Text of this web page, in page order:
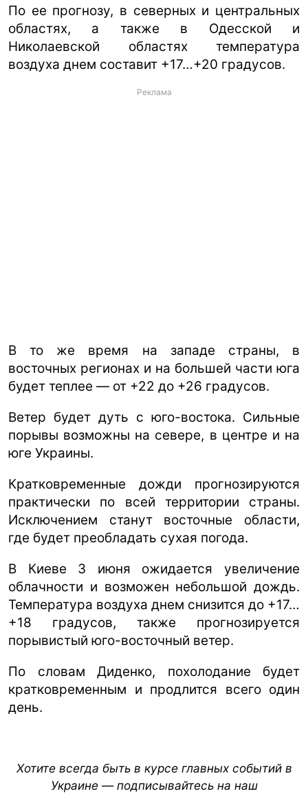
По ее прогнозу, в северных и центральных
областях, а также в Одесской и
Николаевской областях температура
воздуха днем составит +17…+20 градусов.
Реклама
В то же время на западе страны, в
восточных регионах и на большей части юга
будет теплее — от +22 до +26 градусов.
Ветер будет дуть с юго-востока. Сильные
порывы возможны на севере, в центре и на
юге Украины.
Кратковременные дожди прогнозируются
практически по всей территории страны.
Исключением станут восточные области,
где будет преобладать сухая погода.
В Киеве 3 июня ожидается увеличение
облачности и возможен небольшой дождь.
Температура воздуха днем снизится до +17…
+18 градусов, также прогнозируется
порывистый юго-восточный ветер.
По словам Диденко, похолодание будет
кратковременным и продлится всего один
день.
Хотите всегда быть в курсе главных событий в
Украине — подписывайтесь на наш